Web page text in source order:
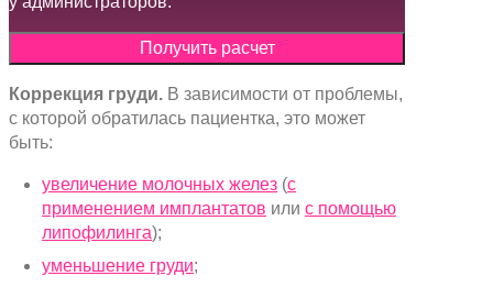
Получить расчет
Коррекция груди. В зависимости от проблемы,
с которой обратилась пациентка, это может
быть:
увеличение молочных желез (с
применением имплантатов или с помощью
липофилинга);
уменьшение груди;